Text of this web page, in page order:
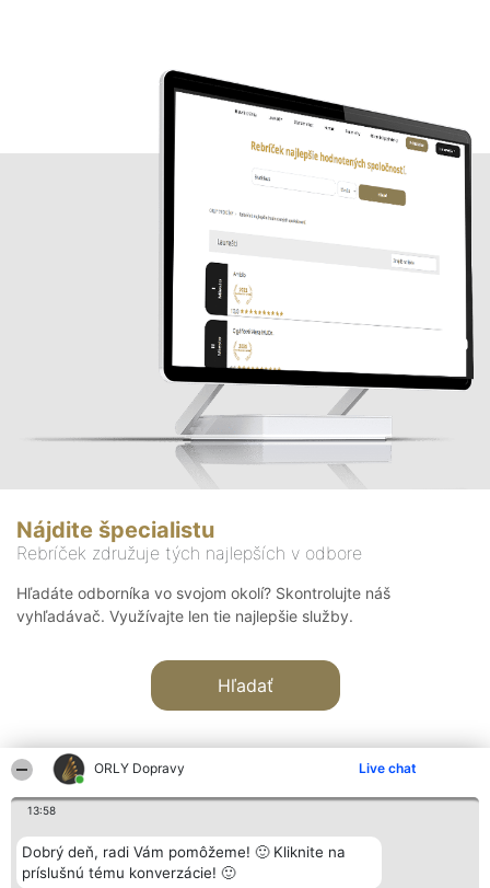
ORLY Dopravy Live chat
13:58
Dobrý deň, radi Vám pomôžeme! 🙂 Kliknite na
príslušnú tému konverzácie! 🙂
Nájdite špecialistu
Rebríček združuje tých najlepších v odbore
Hľadáte odborníka vo svojom okolí? Skontrolujte náš
vyhľadávač. Využívajte len tie najlepšie služby.
Hľadať
Organizátor hodnotenia
Bright Side Solutions sp. z o.
o. sp. k.
Hodnotenie
Laureáti
Lista
Kontakt
Kontakt